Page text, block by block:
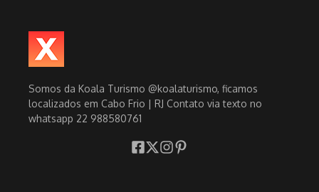
Somos da Koala Turismo @koalaturismo, ficamos
localizados em Cabo Frio | RJ Contato via texto no
whatsapp 22 988580761